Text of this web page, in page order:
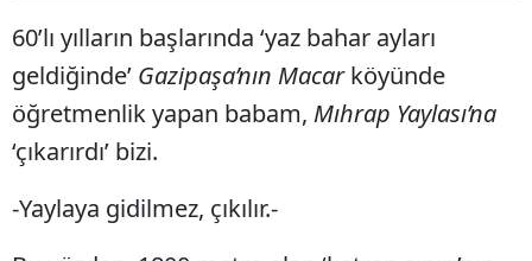
60’lı yılların başlarında ‘yaz bahar ayları
geldiğinde’ Gazipaşa’nın Macarköyünde
öğretmenlik yapan babam, Mıhrap Yaylası’na
‘çıkarırdı’ bizi.
-Yaylaya gidilmez, çıkılır.-